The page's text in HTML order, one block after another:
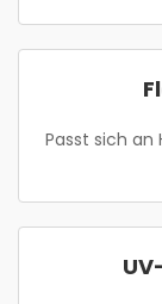
Passt sich an